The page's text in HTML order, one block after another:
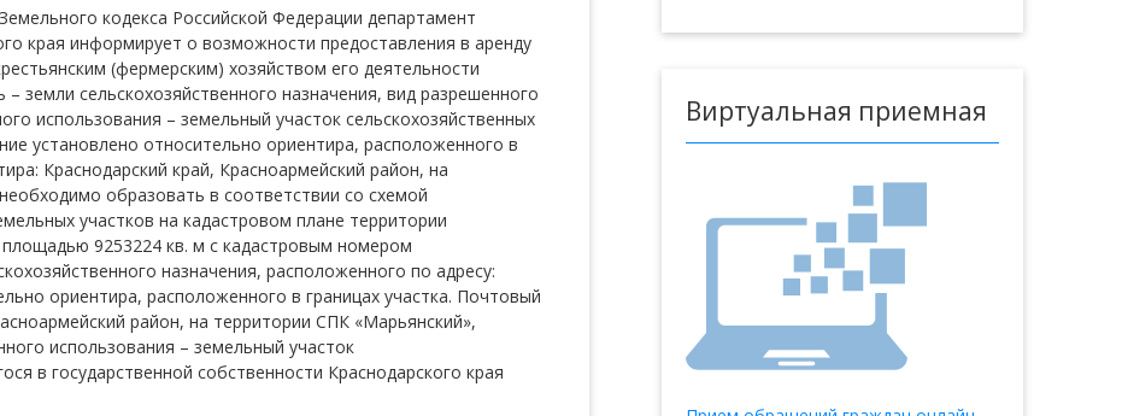
кодекса Российской Федерации департамент
края информирует о возможности предоставления в аренду
(фермерским) хозяйством его деятельности
земли сельскохозяйственного назначения, вид разрешенного
использования – земельный участок сельскохозяйственных
установлено относительно ориентира, расположенного в
Краснодарский край, Красноармейский район, на
образовать в соответствии со схемой
участков на кадастровом плане территории
9253224 кв. м с кадастровым номером
назначения, расположенного по адресу:
ориентира, расположенного в границах участка. Почтовый
район, на территории СПК «Марьянский»,
использования – земельный участок
в государственной собственности Краснодарского края
Виртуальная приемная